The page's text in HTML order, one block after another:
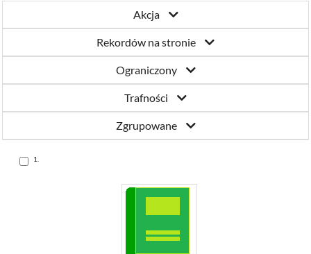
Akcja
Rekordów na stronie
Ograniczony
Trafności
Zgrupowane
Skocz
do
1.